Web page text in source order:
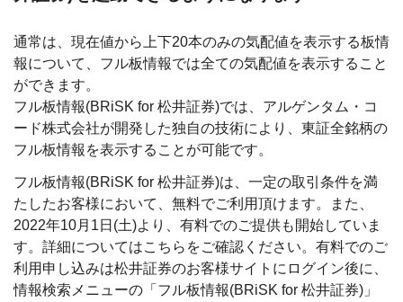
通常は、現在値から上下20本のみの気配値を表示する板情
報について、フル板情報では全ての気配値を表示すること
ができます。
フル板情報(BRiSK for 松井証券)では、アルゲンタム・コ
ード株式会社が開発した独自の技術により、東証全銘柄の
フル板情報を表示することが可能です。
フル板情報(BRiSK for 松井証券)は、一定の取引条件を満
たしたお客様において、無料でご利用頂けます。また、
2022年10月1日(土)より、有料でのご提供も開始していま
す。詳細についてはこちら をご確認ください。有料でのご
利用申し込みは松井証券のお客様サイトにログイン後に、
情報検索メニューの「フル板情報(BRiSK for 松井証券)」